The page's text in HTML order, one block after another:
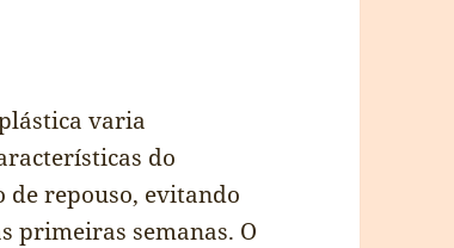
varia
do
de repouso, evitando
primeiras semanas. O